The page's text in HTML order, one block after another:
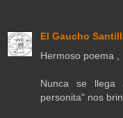
El Gaucho
Hermoso poema ,
Nunca se llega
personita" nos